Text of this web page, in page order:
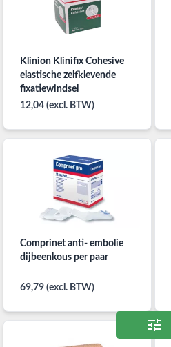
Klinion Klinifix Cohesive
elastische zelfklevende
fixatiewindsel
12,04 (excl. BTW)
Comprinet anti- embolie
dijbeenkous per paar
69,79 (excl. BTW)